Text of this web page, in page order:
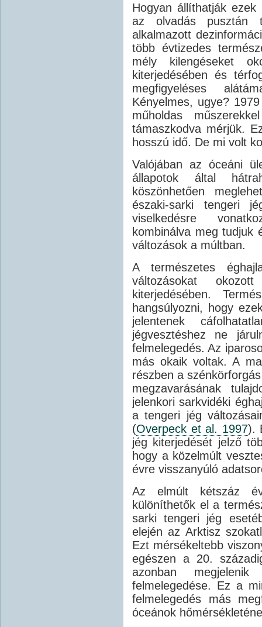
Hogyan állíthatják
az olvadás pusztán
alkalmazott
több évtizedes
mély kilengéseket
kiterjedésében és
megfigyeléses
Kényelmes, ugye?
műholdas
támaszkodva mérjük.
hosszú idő. De mi volt
Valójában az óceáni
állapotok által
köszönhetően
északi-sarki tengeri
viselkedésre
kombinálva meg tudjuk
változások a múltban.
A természetes
változásokat
kiterjedésében.
hangsúlyozni, hogy
jelentenek
jégvesztéshez ne
felmelegedés. Az
más okaik voltak. A
részben a
megzavarásának
jelenkori sarkvidéki
a tengeri jég
(Overpeck et al. 1997).
jég kiterjedését jelző
hogy a közelmúlt
évre visszanyúló
Az elmúlt kétszáz
különíthetők el a
sarki tengeri jég
elején az Arktisz
Ezt mérsékeltebb
egészen a 20.
azonban
felmelegedése. Ez a
felmelegedés más
óceánok